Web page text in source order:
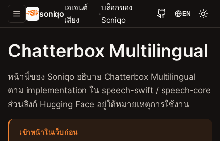
soniqo
เอเจนต์
เสียง
·
บล็อกของ
Soniqo
EN
Chatterbox Multilingual
หน้านี้ของ Soniqo อธิบาย Chatterbox Multilingual
ตาม implementation ใน speech-swift / speech-core
ส่วนลิงก์ Hugging Face อยู่ใต้หมายเหตุการใช้งาน
เข้าหน้าในเว็บก่อน